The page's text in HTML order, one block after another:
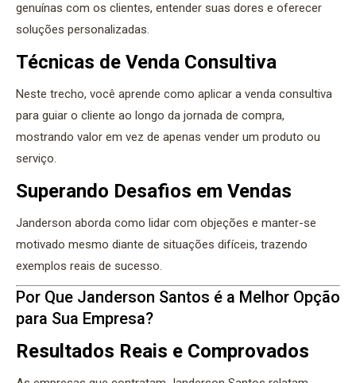
genuínas com os clientes, entender suas dores e oferecer
soluções personalizadas.
Técnicas de Venda Consultiva
Neste trecho, você aprende como aplicar a venda consultiva
para guiar o cliente ao longo da jornada de compra,
mostrando valor em vez de apenas vender um produto ou
serviço.
Superando Desafios em Vendas
Janderson aborda como lidar com objeções e manter-se
motivado mesmo diante de situações difíceis, trazendo
exemplos reais de sucesso.
Por Que Janderson Santos é a Melhor Opção
para Sua Empresa?
Resultados Reais e Comprovados